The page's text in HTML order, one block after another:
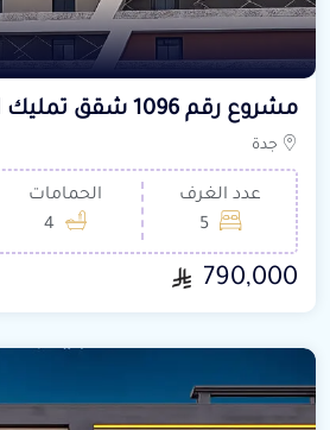
مشروع رقم 1096 شقق تمليك الموقع الورود
جدة
عدد الغرف
5
الحمامات
4
790,000